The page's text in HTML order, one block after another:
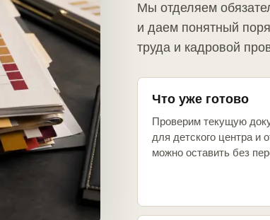
Мы отделяем
и даем понятный
труда и кадровой
Что уже готово
Проверим текущую
для детского центра и
можно оставить без